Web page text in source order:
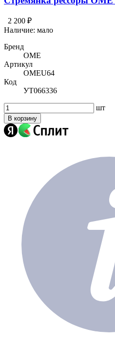
2 200 ₽
Наличие: мало
Бренд
OME
Артикул
OMEU64
Код
УТ066336
шт
В корзину